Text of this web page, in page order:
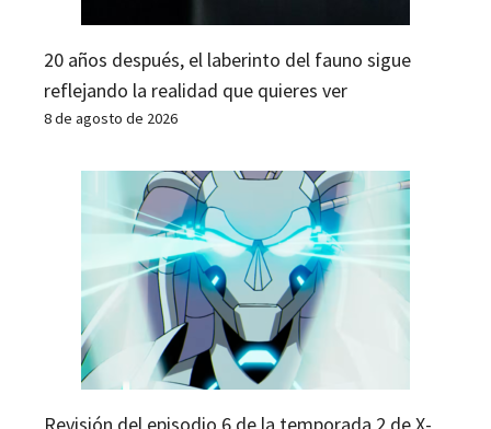
20 años después, el laberinto del fauno sigue
reflejando la realidad que quieres ver
8 de agosto de 2026